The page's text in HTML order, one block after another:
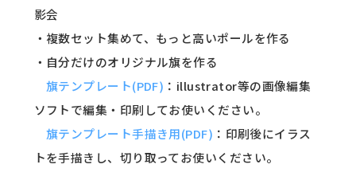
影会
・複数セット集めて、もっと高いポールを作る
・自分だけのオリジナル旗を作る
旗テンプレート(PDF) ：illustrator等の画像編集
ソフトで編集・印刷してお使いください。
旗テンプレート手描き用(PDF) ：印刷後にイラス
トを手描きし、切り取ってお使いください。